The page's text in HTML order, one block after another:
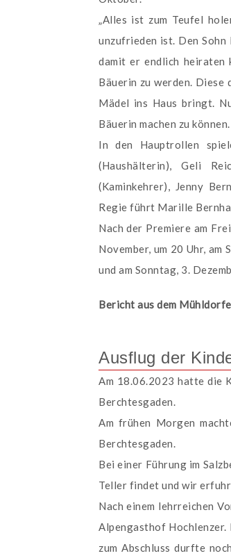
„Alles ist zum Teufel
unzufrieden ist. Den
damit er endlich heiraten
Bäuerin zu werden. Diese
Mädel ins Haus bringt.
Bäuerin machen zu können.
In den Hauptrollen
(Haushälterin), Geli
(Kaminkehrer), Jenny
Regie führt Marille
Nach der Premiere am
November, um 20 Uhr, am
und am Sonntag, 3.
Bericht aus dem
Ausflug der
Am 18.06.2023 hatte die
Berchtesgaden.
Am frühen Morgen
Berchtesgaden.
Bei einer Führung im
Teller findet und wir
Nach einem lehrreichen
Alpengasthof
zum Abschluss durfte